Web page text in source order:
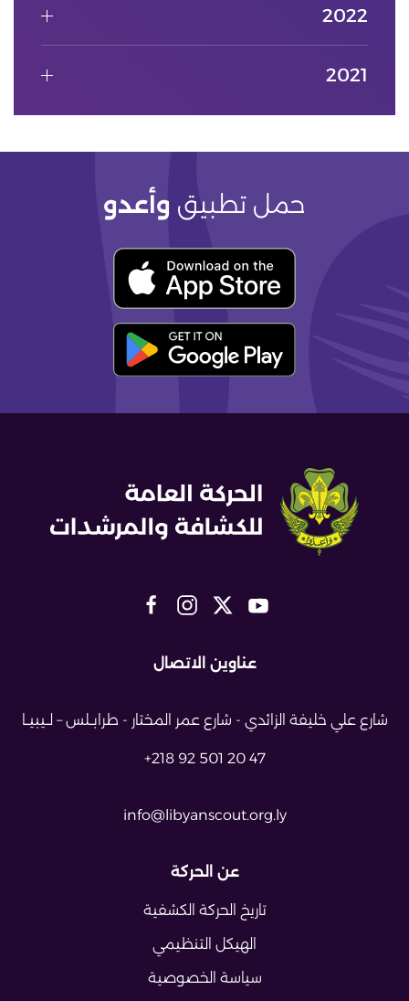
2022
2021
حمل تطبيق وأعدو
عناوين الاتصال
شارع علي خليفة الزائدي - شارع عمر المختار - طرابــلس – لــيبيــا
+218 92 501 20 47
info@libyanscout.org.ly
عن الحركة
تاريخ الحركة الكشفية
الهيكل التنظيمي
سياسة الخصوصية